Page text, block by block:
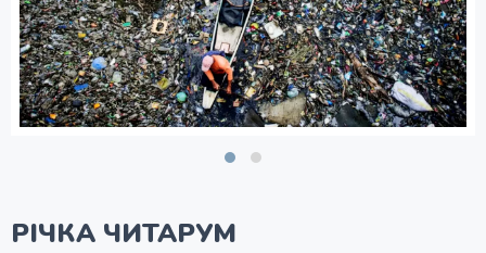
РІЧКА ЧИТАРУМ